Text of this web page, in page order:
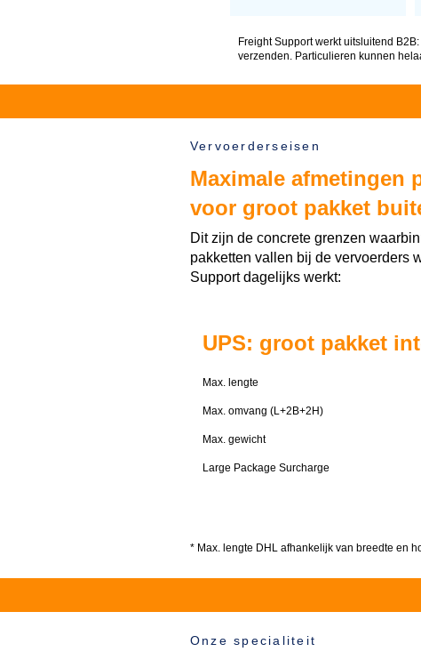
Freight Support werkt uitsluitend
verzenden. Particulieren kunnen
Vervoerderseisen
Maximale afmetingen
voor groot pakket
Dit zijn de concrete grenzen
pakketten vallen bij de vervoerders
Support dagelijks werkt:
UPS: groot pakket
Max. lengte
Max. omvang (L+2B+2H)
Max. gewicht
Large Package Surcharge
* Max. lengte DHL afhankelijk van breedte en
Onze specialiteit